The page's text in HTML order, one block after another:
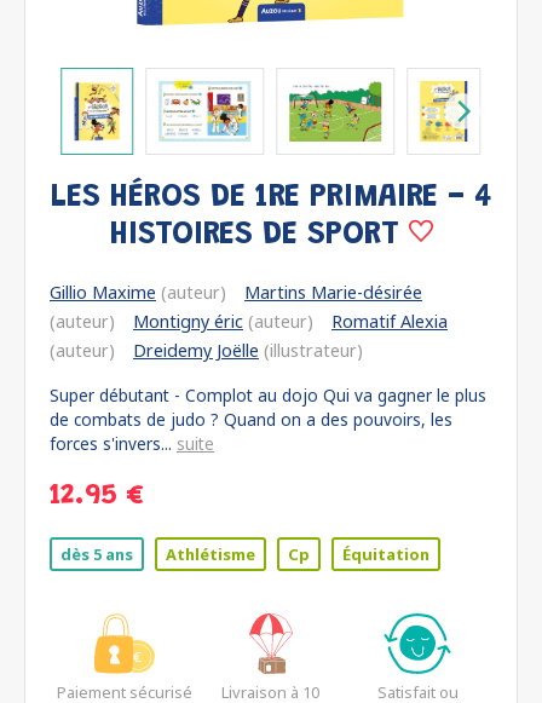
LES HÉROS DE 1RE PRIMAIRE - 4
HISTOIRES DE SPORT
Gillio Maxime (auteur)
Martins Marie-désirée
(auteur)
Montigny éric (auteur)
Romatif Alexia
(auteur)
Dreidemy Joëlle (illustrateur)
Super débutant - Complot au dojo Qui va gagner le plus
de combats de judo ? Quand on a des pouvoirs, les
forces s'invers... suite
12.95 €
dès 5 ans Athlétisme Cp Équitation
Paiement sécurisé
Livraison à 10
Satisfait ou